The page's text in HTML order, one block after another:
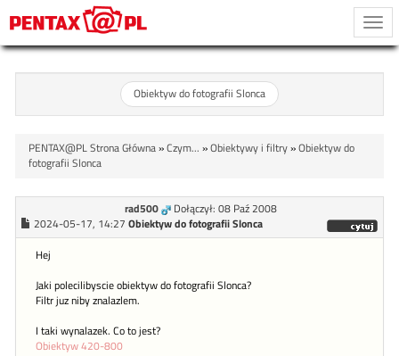
Obiektyw do fotografii Slonca
PENTAX@PL Strona Główna»Czym... »Obiektywy i filtry»Obiektyw do
fotografii Slonca
rad500
Dołączył: 08 Paź 2008
2024-05-17, 14:27 Obiektyw do fotografii Slonca
Hej
Jaki polecilibyscie obiektyw do fotografii Slonca?
Filtr juz niby znalazlem.
I taki wynalazek. Co to jest?
Obiektyw 420-800